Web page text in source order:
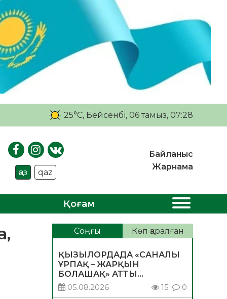
25°C, Бейсенбі, 06 тамыз, 07:28
қаз qaz
Байланыс
Жарнама
Қоғам
Соңғы Көп қаралған
ҚЫЗЫЛОРДАДА «САНАЛЫ
ҰРПАҚ – ЖАРҚЫН
БОЛАШАҚ» АТТЫ
КЕҢЕЙТІЛГЕН МӘЖІЛІС
ӨТТІ
05.08.2026 15 0